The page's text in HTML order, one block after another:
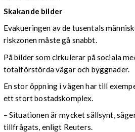
Skakande bilder
Evakueringen av de tusentals
riskzonen måste gå snabbt.
På bilder som cirkulerar på sociala
totalförstörda vägar och byggnader.
En stor öppning i vägen har till
ett stort bostadskomplex.
– Situationen är mycket sällsynt,
tillfrågats, enligt Reuters.